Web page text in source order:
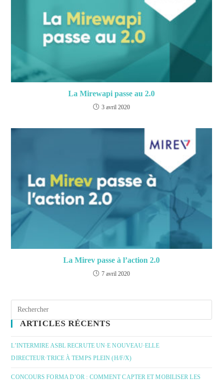
La Mirewapi passe au 2.0
3 avril 2020
La Mirev passe à l’action 2.0
7 avril 2020
ARTICLES RÉCENTS
L’INTERMIRE ASBL RECRUTE UN·E NOUVEAU·ELLE
DIRECTEUR·TRICE À TEMPS PLEIN (H/F/X)
CONCOURS FORMA D’OR : COMMENT CAPTER ET MOBILISER LES